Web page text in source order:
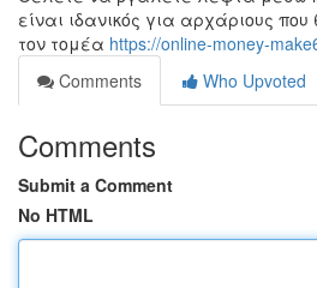
είναι ιδανικός για αρχάριους
τον τομέα https://online-money-
Comments
Who Upvoted
Comments
Submit a Comment
No HTML